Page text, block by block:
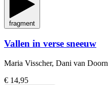
fragment
Vallen in verse sneeuw
Maria Visscher, Dani van Doorn
€ 14,95